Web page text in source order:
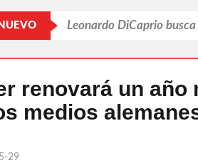
IA engaña y piensa por
Llama Trump
Par de jugadoras
renovará un
medios
29